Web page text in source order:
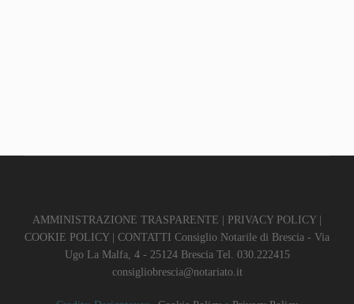
AMMINISTRAZIONE TRASPARENTE PRIVACY POLICY|
COOKIE POLICY| CONTATTI Consiglio Notarile di Brescia - Via
Ugo La Malfa, 4 - 25124 Brescia Tel. 030.222415
consigliobrescia@notariato.it